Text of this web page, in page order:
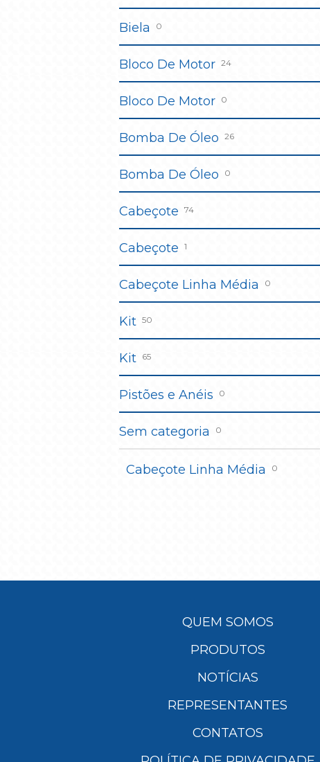
Biela 0
Bloco De Motor 24
Bloco De Motor 0
Bomba De Óleo 26
Bomba De Óleo 0
Cabeçote 74
Cabeçote 1
Cabeçote Linha Média 0
Kit 50
Kit 65
Pistões e Anéis 0
Sem categoria 0
Cabeçote Linha Média 0
QUEM SOMOS
PRODUTOS
NOTÍCIAS
REPRESENTANTES
CONTATOS